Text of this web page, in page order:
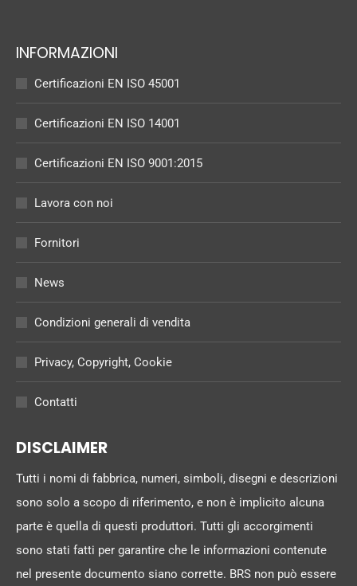
INFORMAZIONI
Certificazioni EN ISO 45001
Certificazioni EN ISO 14001
Certificazioni EN ISO 9001:2015
Lavora con noi
Fornitori
News
Condizioni generali di vendita
Privacy, Copyright, Cookie
Contatti
DISCLAIMER
Tutti i nomi di fabbrica, numeri, simboli, disegni e descrizioni
sono solo a scopo di riferimento, e non è implicito alcuna
parte è quella di questi produttori. Tutti gli accorgimenti
sono stati fatti per garantire che le informazioni contenute
nel presente documento siano corrette. BRS non può essere